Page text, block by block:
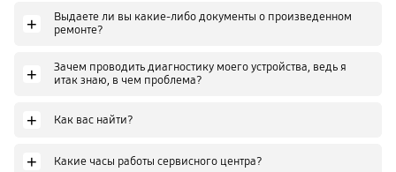
+
Выдаете ли вы какие-либо документы о произведенном
ремонте?
+
Зачем проводить диагностику моего устройства, ведь я
итак знаю, в чем проблема?
+ Как вас найти?
+ Какие часы работы сервисного центра?